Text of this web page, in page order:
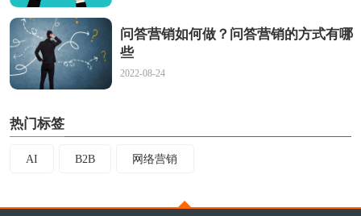
问答营销如何做？问答营销的方式有哪
些
2022-08-24
热门标签
AI B2B 网络营销